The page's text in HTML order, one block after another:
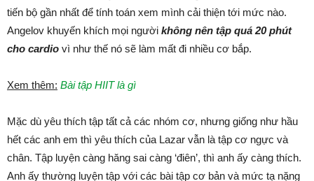
tiến bộ gần nhất để tính toán xem mình cải thiện tới mức nào.
Angelov khuyến khích mọi người không nên tập quá 20 phút
cho cardio vì như thế nó sẽ làm mất đi nhiều cơ bắp.
Xem thêm: Bài tập HIIT là gì
Mặc dù yêu thích tập tất cả các nhóm cơ, nhưng giống như hầu
hết các anh em thì yêu thích của Lazar vẫn là tập cơ ngực và
chân. Tập luyện càng hăng sai càng ‘điên’, thì anh ấy càng thích.
Anh ấy thường luyện tập với các bài tập cơ bản và mức tạ nặng